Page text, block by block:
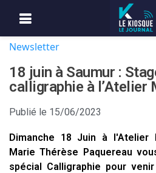
Newsletter
18 juin à Saumur :
calligraphie à l’Atelier
Publié le 15/06/2023
Dimanche 18 Juin à l'Atelier
Marie Thérèse Paquereau
spécial Calligraphie pour